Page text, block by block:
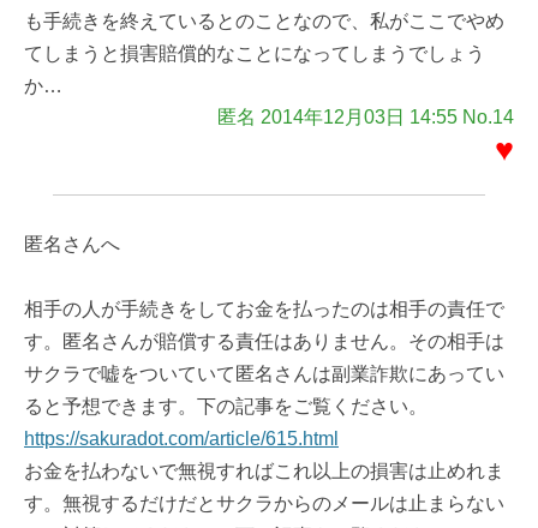
も手続きを終えているとのことなので、私がここでやめ
てしまうと損害賠償的なことになってしまうでしょう
か…
匿名 2014年12月03日 14:55 No.14
♥
匿名さんへ
相手の人が手続きをしてお金を払ったのは相手の責任で
す。匿名さんが賠償する責任はありません。その相手は
サクラで嘘をついていて匿名さんは副業詐欺にあってい
ると予想できます。下の記事をご覧ください。
https://sakuradot.com/article/615.html
お金を払わないで無視すればこれ以上の損害は止めれま
す。無視するだけだとサクラからのメールは止まらない